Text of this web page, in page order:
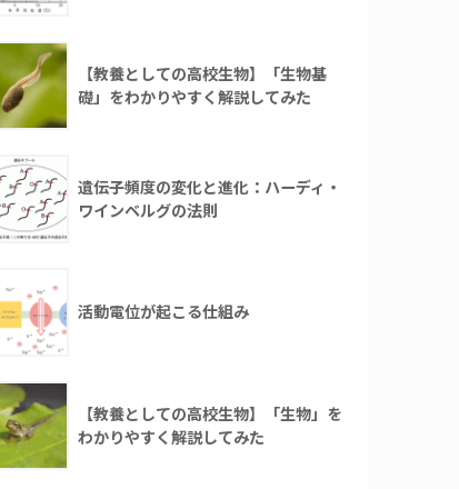
【教養としての高校生物】「生物基
礎」をわかりやすく解説してみた
遺伝子頻度の変化と進化：ハーディ・
ワインベルグの法則
活動電位が起こる仕組み
【教養としての高校生物】「生物」を
わかりやすく解説してみた